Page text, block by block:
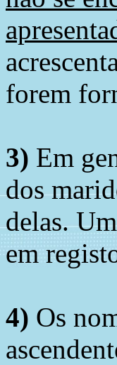
forem
3) Em
dos
delas.
em
4) Os